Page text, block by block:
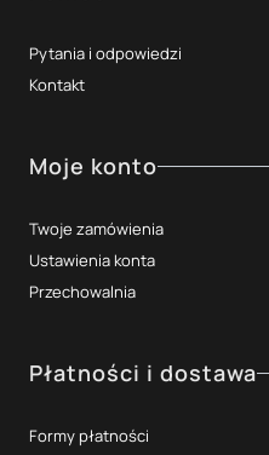
Pytania i odpowiedzi
Kontakt
Moje konto
Twoje zamówienia
Ustawienia konta
Przechowalnia
Płatności i dostawa
Formy płatności